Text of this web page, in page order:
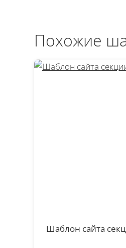
Похожие
Шаблон сайта